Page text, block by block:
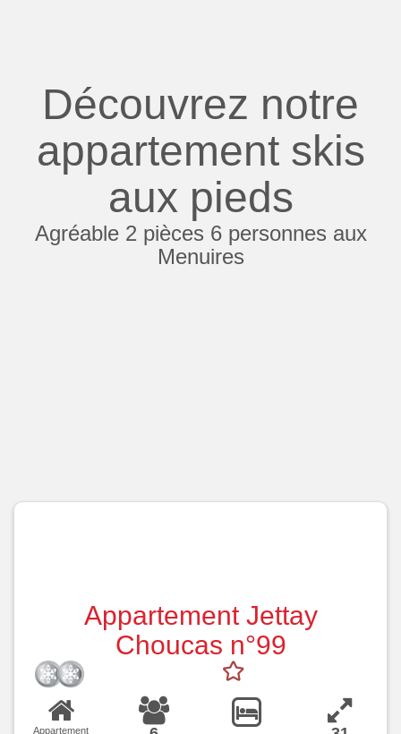
Découvrez notre
appartement skis
aux pieds
Agréable 2 pièces 6 personnes aux
Menuires
Appartement Jettay
Choucas n°99
Appartement